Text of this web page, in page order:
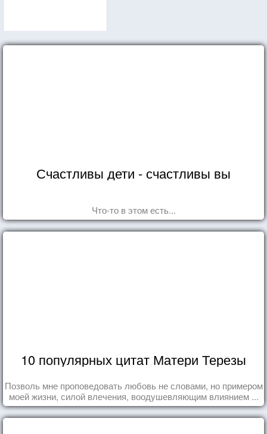
Счастливы дети - счастливы вы
Что-то в этом есть...
10 популярных цитат Матери Терезы
Позволь мне проповедовать любовь не словами, но примером
моей жизни, силой влечения, воодушевляющим влиянием ...